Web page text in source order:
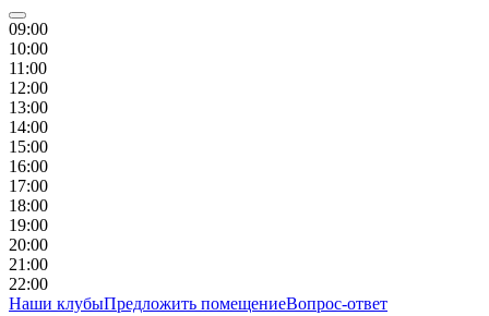
09:00
10:00
11 :00
12:00
13:00
14:00
15:00
16:00
17:00
18:00
19:00
20:00
21 :00
22:00
Наши клубыПредложить помещениеВопрос-ответ